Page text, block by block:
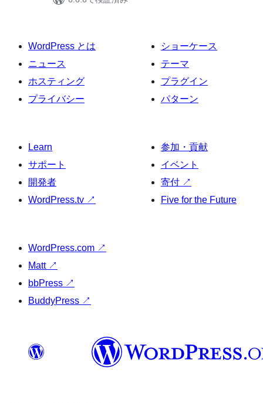
WordPress とは
ニュース
ホスティング
プライバシー
ショーケース
テーマ
プラグイン
パターン
Learn
サポート
開発者
WordPress.tv ↗
参加・貢献
イベント
寄付 ↗
Five for the Future
WordPress.com ↗
Matt ↗
bbPress ↗
BuddyPress ↗